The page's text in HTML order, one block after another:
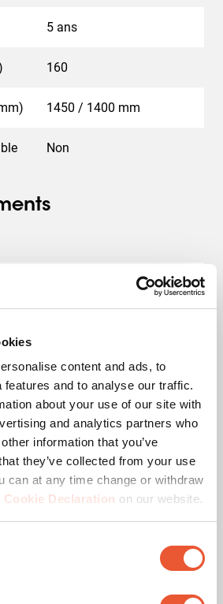
content and ads, to
features and to analyse our traffic.
about your use of our site with
and analytics partners who
information that you’ve
they’ve collected from your use
can at any time change or withdraw
Cookie Declaration on our website.
5 ans
160
1450 / 1400 mm
Non